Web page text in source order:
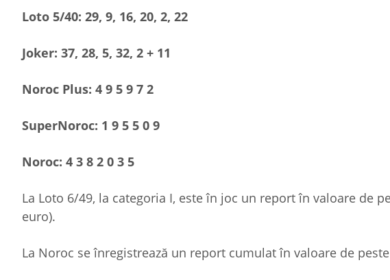
Loto 5/40: 29, 9, 16, 20, 2, 22
Joker: 37, 28, 5, 32, 2 + 11
Noroc Plus: 4 9 5 9 7 2
SuperNoroc: 1 9 5 5 0 9
Noroc: 4 3 8 2 0 3 5
La Loto 6/49, la categoria I, este în joc un report în valoare de
euro).
La Noroc se înregistrează un report cumulat în valoare de